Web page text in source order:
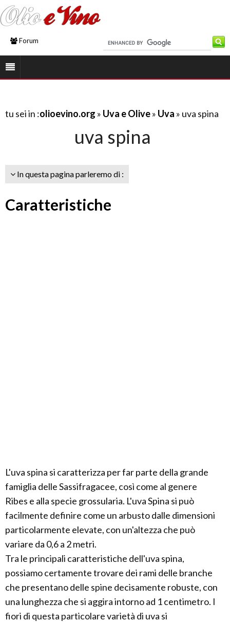
Forum
tu sei in :olioevino.org » Uva e Olive» Uva » uva spina
uva spina
In questa pagina parleremo di :
Caratteristiche
L'uva spina si caratterizza per far parte della grande
famiglia delle Sassifragacee, così come al genere
Ribes e alla specie grossularia. L'uva Spina si può
facilmente definire come un arbusto dalle dimensioni
particolarmente elevate, con un'altezza che può
variare da 0,6 a 2 metri.
Tra le principali caratteristiche dell'uva spina,
possiamo certamente trovare dei rami delle branche
che presentano delle spine decisamente robuste, con
una lunghezza che si aggira intorno ad 1 centimetro. I
fiori di questa particolare varietà di uva si